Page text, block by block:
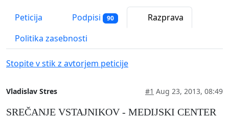
Peticija Podpisi 90
Razprava
Politika zasebnosti
Stopite v stik z avtorjem peticije
Vladislav Stres #1 Aug 23, 2013, 08:49
SREČANJE VSTAJNIKOV - MEDIJSKI CENTER